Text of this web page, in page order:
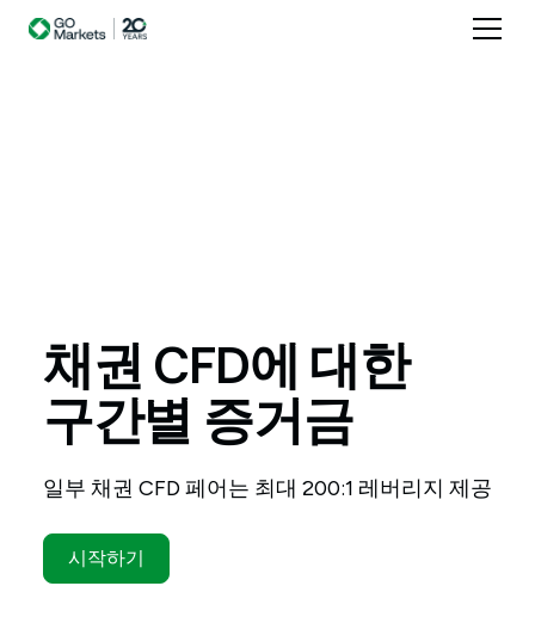
채권 CFD에 대한
구간별 증거금
일부 채권 CFD 페어는 최대 200:1 레버리지 제공
시작하기